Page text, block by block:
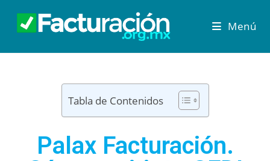
Menú
Tabla de Contenidos
Palax Facturación.